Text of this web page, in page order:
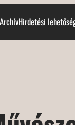
ArchívHirdetési